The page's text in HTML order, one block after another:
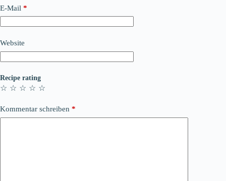
E-Mail *
Website
Recipe rating
☆
☆
☆
☆
☆
Kommentar schreiben *